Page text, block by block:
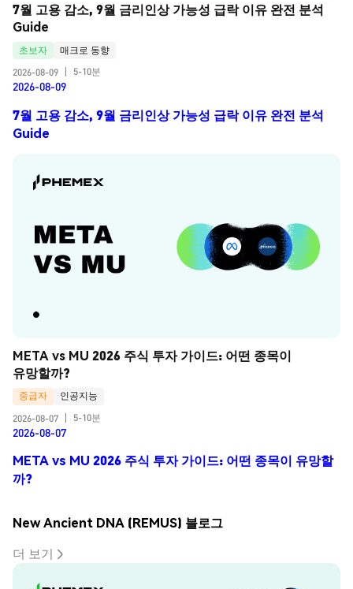
7월 고용 감소, 9월 금리인상 가능성 급락 이유 완전 분석
Guide
초보자
매크로 동향
2026-08-09
5-10분
2026-08-09
7월 고용 감소, 9월 금리인상 가능성 급락 이유 완전 분석
Guide
META vs MU 2026 주식 투자 가이드: 어떤 종목이
유망할까?
중급자
인공지능
2026-08-07
5-10분
2026-08-07
META vs MU 2026 주식 투자 가이드: 어떤 종목이 유망할
까?
New Ancient DNA (REMUS) 블로그
더 보기